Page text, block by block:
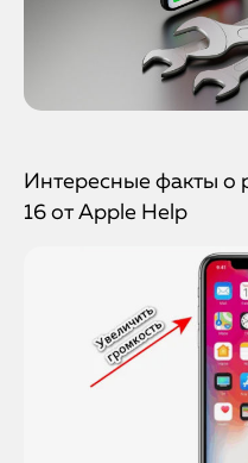
Интересные факты о
16 от Apple Help